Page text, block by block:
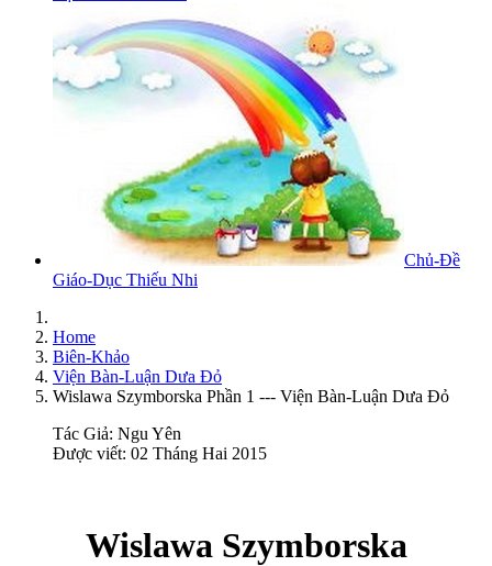
Chủ-Đề
Giáo-Dục Thiếu Nhi
Home
Biên-Khảo
Viện Bàn-Luận Dưa Đỏ
Wislawa Szymborska Phần 1 --- Viện Bàn-Luận Dưa Đỏ
Tác Giả: Ngu Yên
Được viết: 02 Tháng Hai 2015
Wislawa Szymborska